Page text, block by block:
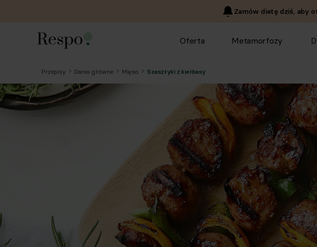
Zamów dietę dziś, aby
Oferta Metamorfozy
Przepisy Dania główne Mięso Szaszłyki z kiełbasy